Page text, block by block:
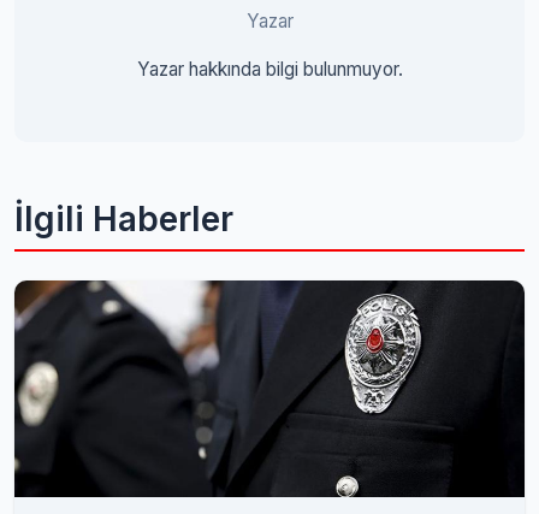
Yazar
Yazar hakkında bilgi bulunmuyor.
İlgili Haberler